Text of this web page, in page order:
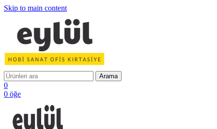
Skip to main content
Arama
0
0 öğe